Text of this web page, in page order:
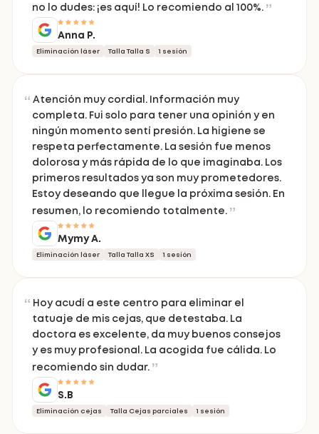
no lo dudes: ¡es aquí! Lo recomiendo al 100%.
Anna P.
Eliminación láser Talla Talla S 1 sesión
Atención muy cordial. Información muy
completa. Fui solo para tener una opinión y en
ningún momento sentí presión. La higiene se
respeta perfectamente. La sesión fue menos
dolorosa y más rápida de lo que imaginaba. Los
primeros resultados ya son muy prometedores.
Estoy deseando que llegue la próxima sesión. En
resumen, lo recomiendo totalmente.
Mymy A.
Eliminación láser Talla Talla XS 1 sesión
Hoy acudí a este centro para eliminar el
tatuaje de mis cejas, que detestaba. La
doctora es excelente, da muy buenos consejos
y es muy profesional. La acogida fue cálida. Lo
recomiendo sin dudar.
S.B
Eliminación cejas Talla Cejas parciales 1 sesión